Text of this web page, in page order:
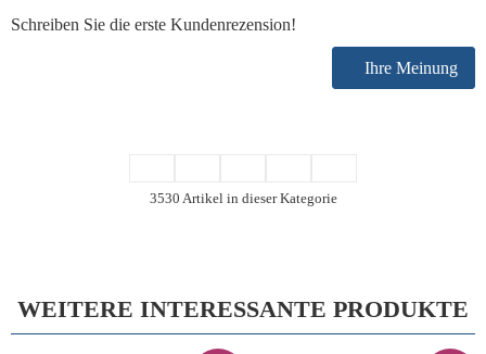
Schreiben Sie die erste Kundenrezension!
Ihre Meinung
3530 Artikel in dieser Kategorie
WEITERE INTERESSANTE PRODUKTE